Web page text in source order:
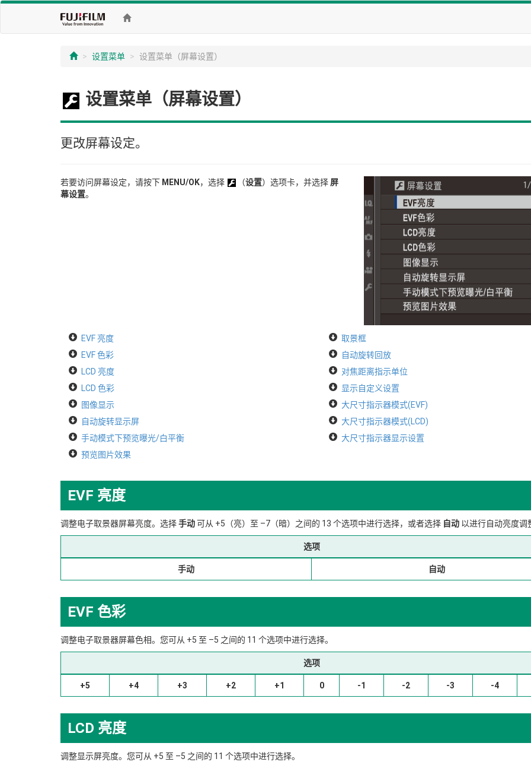
设置菜单 设置菜单（屏幕设置）
设置菜单（屏幕设置）
更改屏幕设定。
若要访问屏幕设定，请按下 MENU/OK，选择 （设置）选项卡，并选择 屏
幕设置。
EVF 亮度
EVF 色彩
LCD 亮度
LCD 色彩
图像显示
自动旋转显示屏
手动模式下预览曝光/白平衡
预览图片效果
取景框
自动旋转回放
对焦距离指示单位
显示自定义设置
大尺寸指示器模式(EVF)
大尺寸指示器模式(LCD)
大尺寸指示器显示设置
EVF 亮度
调整电子取景器屏幕亮度。选择手动可从 +5（亮）至 –7（暗）之间的 13 个选项中进行选择，或者选择 自动 以进行自动亮度调
选项
手动 自动
EVF 色彩
调整电子取景器屏幕色相。您可从 +5 至 –5 之间的 11 个选项中进行选择。
选项
+5 +4 +3 +2 +1 0 -1 -2 -3 -4
LCD 亮度
调整显示屏亮度。您可从 +5 至 –5 之间的 11 个选项中进行选择。